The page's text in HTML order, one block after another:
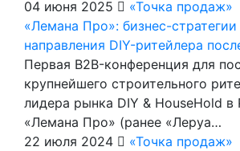
04 июня 2025
«Точка продаж»
«Лемана Про»: бизнес-
направления DIY-ритейлера
Первая B2B-конференция для
крупнейшего строительного
лидера рынка DIY & HouseHold в
«Лемана Про» (ранее «Леруа…
22 июля 2024
«Точка продаж»